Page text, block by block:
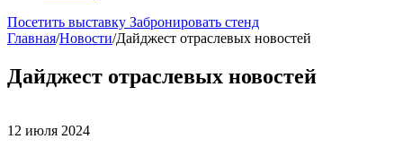
Посетить выставку Забронировать стенд
Главная/Новости/Дайджест отраслевых новостей
Дайджест отраслевых новостей
12 июля 2024